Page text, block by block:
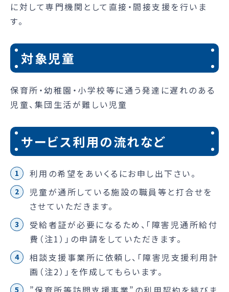
に対して専門機関として直接・間接支援を行いま
す。
対象児童
保育所・幼稚園・小学校等に通う発達に遅れのある
児童、集団生活が難しい児童
サービス利用の流れなど
利用の希望をあいくるにお申し出下さい。
児童が通所している施設の職員等と打合せを
させていただきます。
受給者証が必要になるため、「障害児通所給付
費（注1）」の申請をしていただきます。
相談支援事業所に依頼し、「障害児支援利用計
画（注2）」を作成してもらいます。